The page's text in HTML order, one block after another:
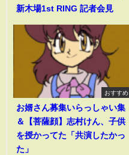
新木場1st RING 記者会見
おすすめ
お婿さん募集いらっしゃい集
＆【菩薩顔】志村けん、子供
を授かってた「共演したかっ
た」